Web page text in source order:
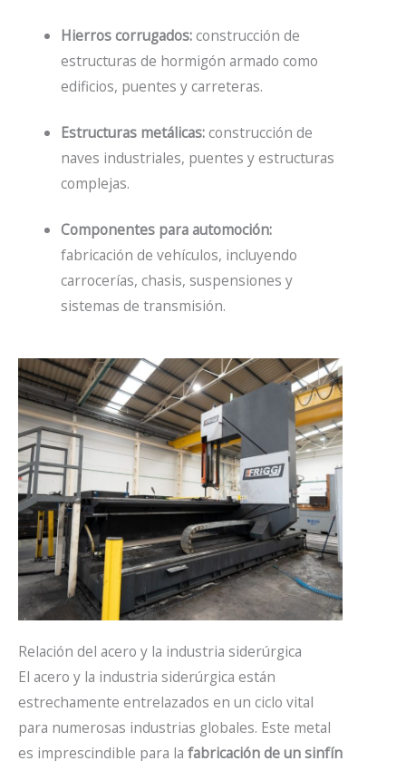
Hierros corrugados:construcción de
estructuras de hormigón armado como
edificios, puentes y carreteras.
Estructuras metálicas:construcción de
naves industriales, puentes y estructuras
complejas.
Componentes para automoción:
fabricación de vehículos, incluyendo
carrocerías, chasis, suspensiones y
sistemas de transmisión.
Relación del acero y la industria siderúrgica
El acero y la industria siderúrgica están
estrechamente entrelazados en un ciclo vital
para numerosas industrias globales. Este metal
es imprescindible para la fabricación de un sinfín